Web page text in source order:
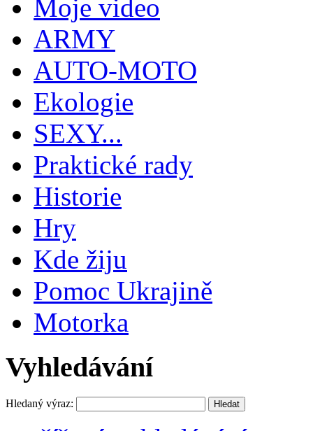
Moje video
ARMY
AUTO-MOTO
Ekologie
SEXY...
Praktické rady
Historie
Hry
Kde žiju
Pomoc Ukrajině
Motorka
Vyhledávání
Hledaný výraz: